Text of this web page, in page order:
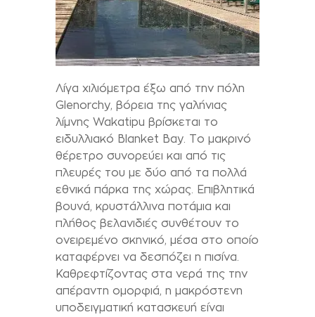
Λίγα χιλιόμετρα έξω από την πόλη
Glenorchy, βόρεια της γαλήνιας
λίμνης Wakatipu βρίσκεται το
ειδυλλιακό Blanket Bay . Το μακρινό
θέρετρο συνορεύει και από τις
πλευρές του με δύο από τα πολλά
εθνικά πάρκα της χώρας. Επιβλητικά
βουνά, κρυστάλλινα ποτάμια και
πλήθος βελανιδιές συνθέτουν το
ονειρεμένο σκηνικό, μέσα στο οποίο
καταφέρνει να δεσπόζει η πισίνα.
Καθρεφτίζοντας στα νερά της την
απέραντη ομορφιά, η μακρόστενη
υποδειγματική κατασκευή είναι